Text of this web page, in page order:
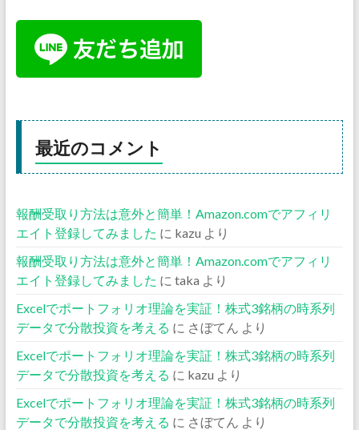
最近のコメント
報酬受取り方法は意外と簡単！Amazon.comでアフィリ
エイト登録してみました に kazu より
報酬受取り方法は意外と簡単！Amazon.comでアフィリ
エイト登録してみました に taka より
Excelでポートフォリオ理論を実証！株式3銘柄の時系列
データで分散投資を考える に さぼてん より
Excelでポートフォリオ理論を実証！株式3銘柄の時系列
データで分散投資を考える に kazu より
Excelでポートフォリオ理論を実証！株式3銘柄の時系列
データで分散投資を考える に さぼてん より